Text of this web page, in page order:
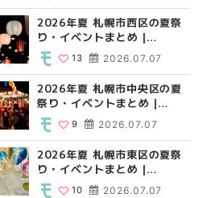
2026年夏 札幌市西区の夏祭
り・イベントまとめ |
MouLa HOKKAIDO
2026.07.07
13
2026年夏 札幌市中央区の夏
祭り・イベントまとめ |
MouLa HOKKAIDO
2026.07.07
9
2026年夏 札幌市東区の夏祭
り・イベントまとめ |
MouLa HOKKAIDO
2026.07.07
10
2026年夏 札幌市
り・イベントまと
9
2026年夏 札幌市
祭り・イベントま
6
2026年夏 札幌市
祭り・イベントま
10
2026年夏 札幌市
祭り・イベントま
6
2026年夏 札幌市
祭り・イベントま
10
2026年夏 札幌市
祭り・イベントま
9